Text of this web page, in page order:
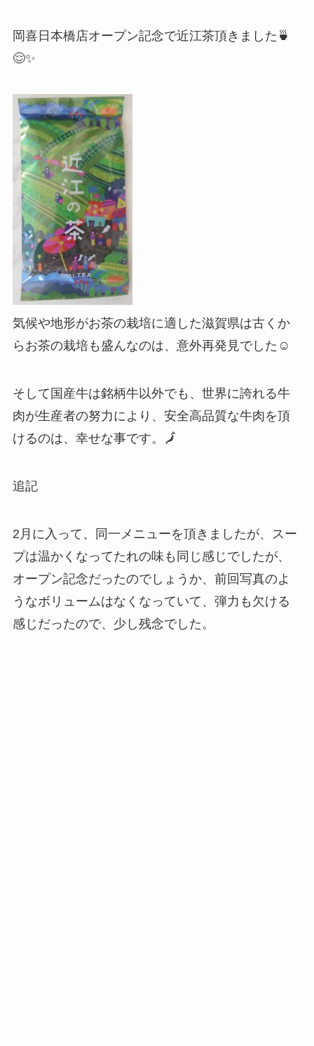
岡喜日本橋店オープン記念で近江茶頂きました🍵
😌✨
気候や地形がお茶の栽培に適した滋賀県は古くか
らお茶の栽培も盛んなのは、意外再発見でした☺️
そして国産牛は銘柄牛以外でも、世界に誇れる牛
肉が生産者の努力により、安全高品質な牛肉を頂
けるのは、幸せな事です。🗾
追記
2月に入って、同一メニューを頂きましたが、スー
プは温かくなってたれの味も同じ感じでしたが、
オープン記念だったのでしょうか、前回写真のよ
うなボリュームはなくなっていて、弾力も欠ける
感じだったので、少し残念でした。